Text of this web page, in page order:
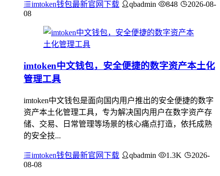
imtoken钱包最新官网下载 qbadmin 848
2026-08-
08
imtoken中文钱包，安全便捷的数字资产本土化
管理工具
imtoken中文钱包是面向国内用户推出的安全便捷的数字
资产本土化管理工具，专为解决国内用户在数字资产存
储、交易、日常管理等场景的核心痛点打造，依托成熟
的安全技...
imtoken钱包最新官网下载 qbadmin 1.3K
2026-
08-08